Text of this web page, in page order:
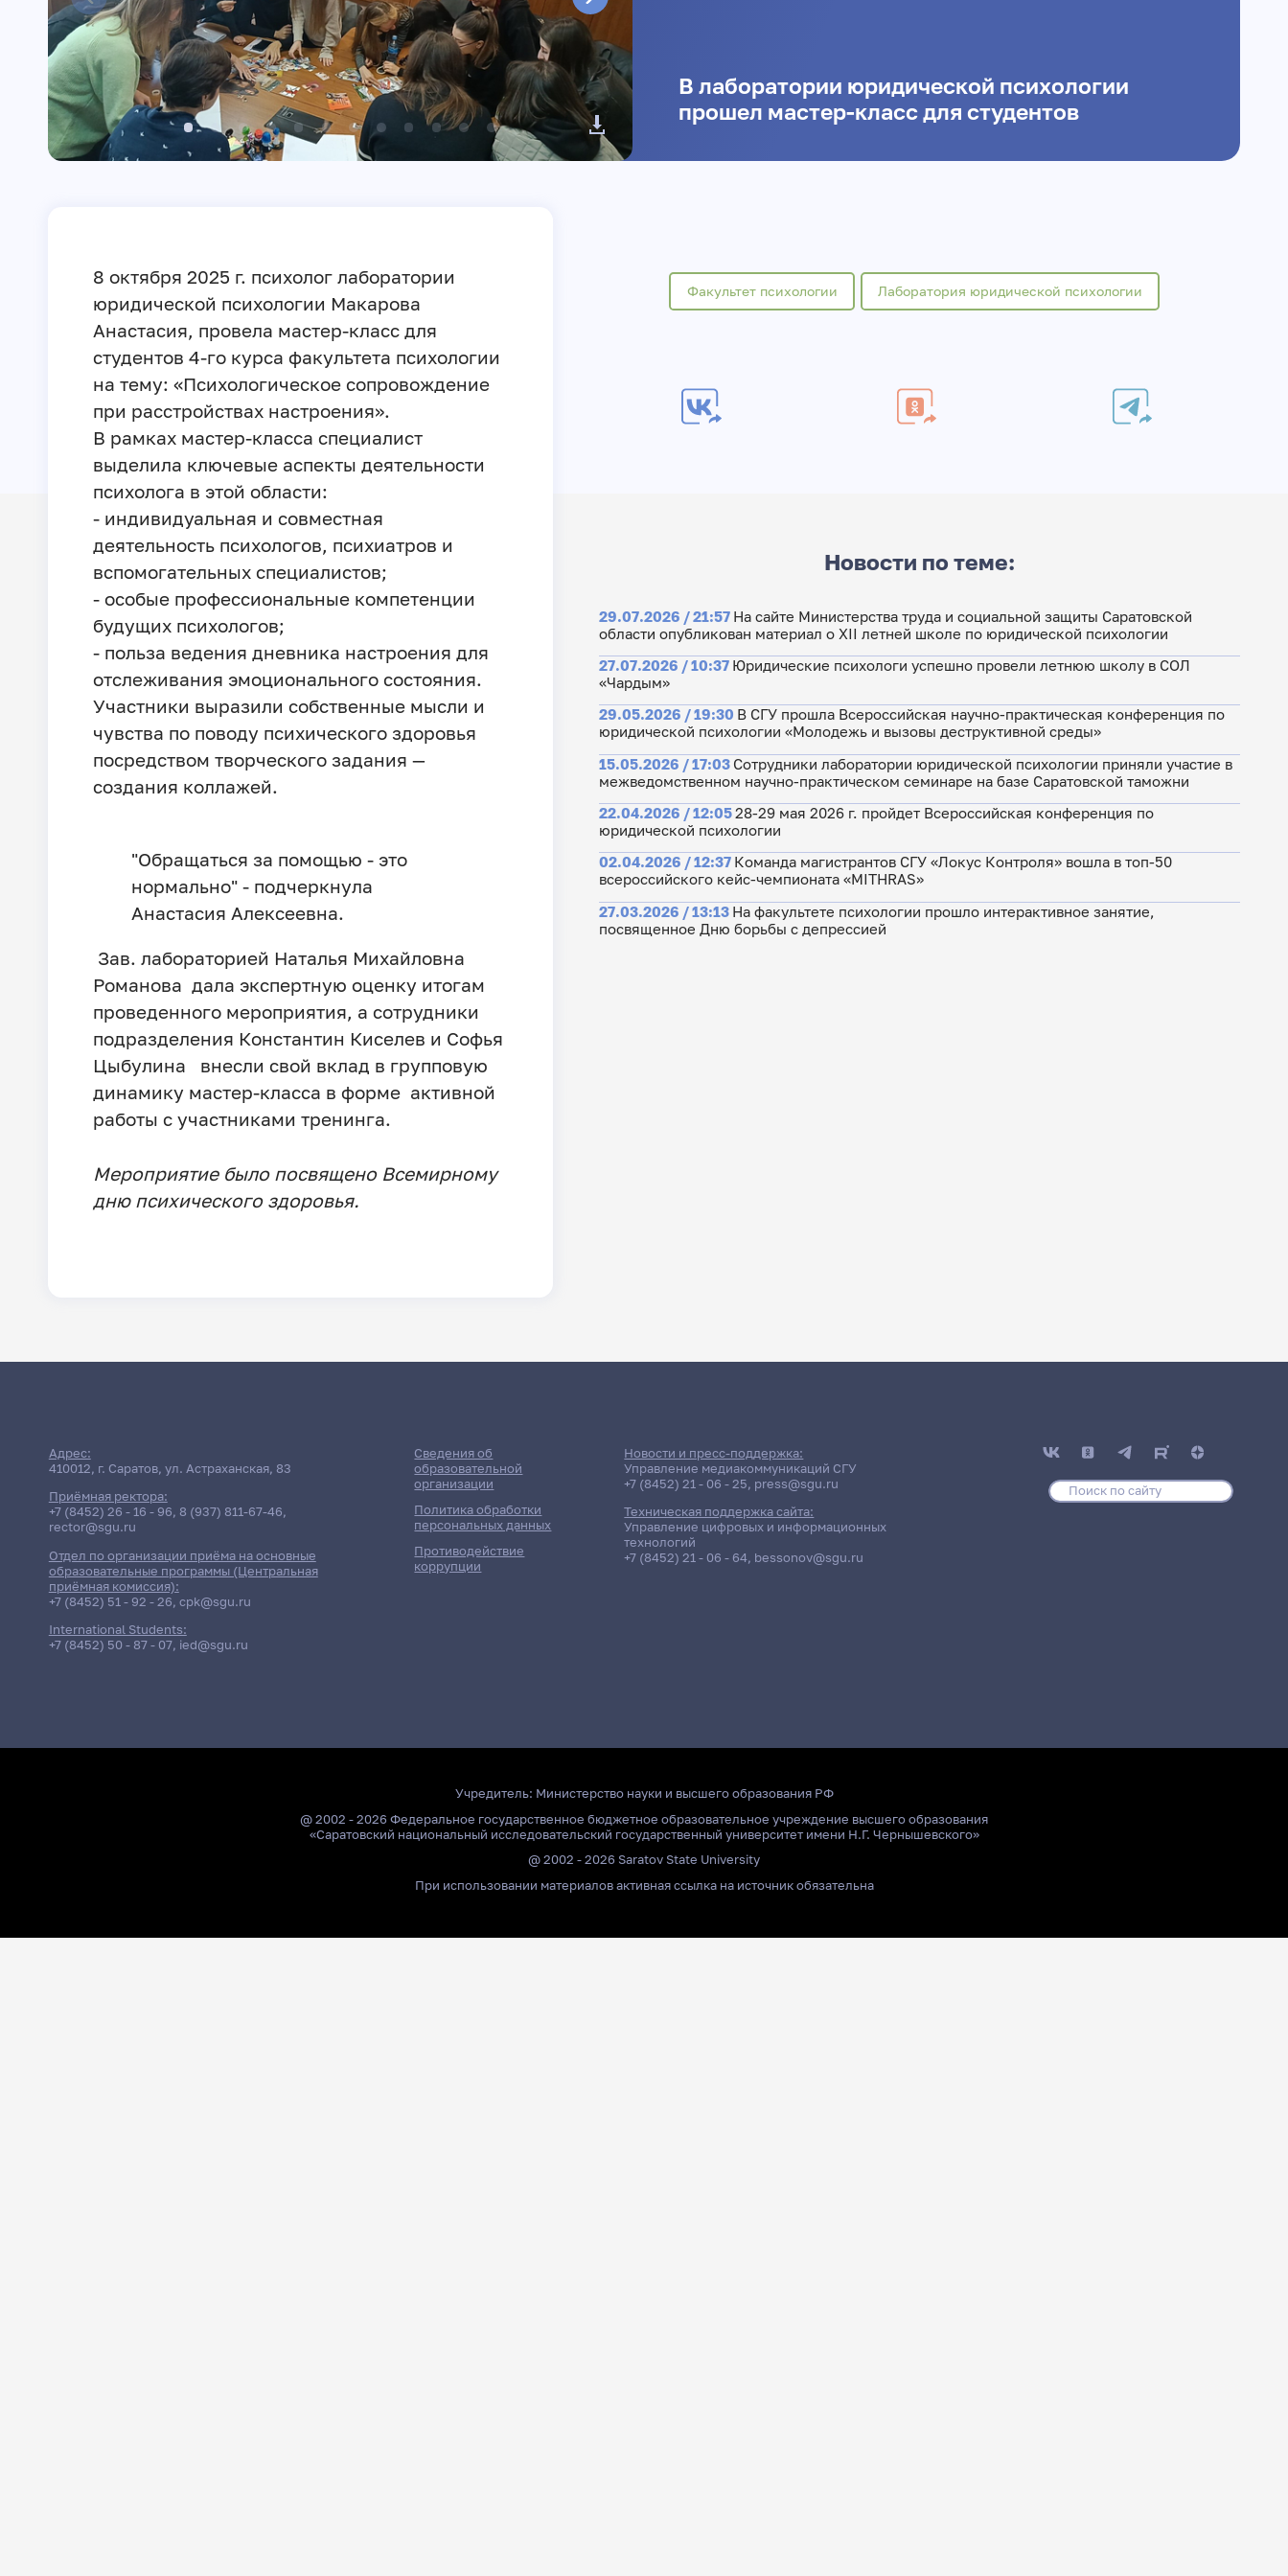
В лаборатории юридической психологии
прошел мастер-класс для студентов
8 октября 2025 г. психолог лаборатории
юридической психологии Макарова
Анастасия, провела мастер-класс для
студентов 4-го курса факультета психологии
на тему: «Психологическое сопровождение
при расстройствах настроения».
В рамках мастер-класса специалист
выделила ключевые аспекты деятельности
психолога в этой области:
- индивидуальная и совместная
деятельность психологов, психиатров и
вспомогательных специалистов;
- особые профессиональные компетенции
будущих психологов;
- польза ведения дневника настроения для
отслеживания эмоционального состояния.
Участники выразили собственные мысли и
чувства по поводу психического здоровья
посредством творческого задания —
создания коллажей.
"Обращаться за помощью - это
нормально" - подчеркнула
Анастасия Алексеевна.
Зав. лабораторией Наталья Михайловна
Романова дала экспертную оценку итогам
проведенного мероприятия, а сотрудники
подразделения Константин Киселев и Софья
Цыбулина внесли свой вклад в групповую
динамику мастер-класса в форме активной
работы с участниками тренинга.
Мероприятие было посвящено Всемирному
дню психического здоровья.
Факультет психологии Лаборатория юридической психологии
Новости по теме:
29.07.2026 / 21:57 На сайте Министерства труда и социальной защиты Саратовской
области опубликован материал о XII летней школе по юридической психологии
27.07.2026 / 10:37 Юридические психологи успешно провели летнюю школу в СОЛ
«Чардым»
29.05.2026 / 19:30 В СГУ прошла Всероссийская научно-практическая конференция по
юридической психологии «Молодежь и вызовы деструктивной среды»
15.05.2026 / 17:03 Сотрудники лаборатории юридической психологии приняли участие в
межведомственном научно-практическом семинаре на базе Саратовской таможни
22.04.2026 / 12:0528-29 мая 2026 г. пройдет Всероссийская конференция по
юридической психологии
02.04.2026 / 12:37 Команда магистрантов СГУ «Локус Контроля» вошла в топ-50
всероссийского кейс-чемпионата «MITHRAS»
27.03.2026 / 13:13 На факультете психологии прошло интерактивное занятие,
посвященное Дню борьбы с депрессией
Адрес:
410012, г. Саратов, ул. Астраханская, 83
Приёмная ректора:
+7 (8452) 26 - 16 - 96, 8 (937) 811-67-46,
rector@sgu.ru
Отдел по организации приёма на основные
образовательные программы (Центральная
приёмная комиссия):
+7 (8452) 51 - 92 - 26, cpk@sgu.ru
International Students:
+7 (8452) 50 - 87 - 07, ied@sgu.ru
Сведения об
образовательной
организации
Политика обработки
персональных данных
Противодействие
коррупции
Новости и пресс-поддержка:
Управление медиакоммуникаций СГУ
+7 (8452) 21 - 06 - 25, press@sgu.ru
Техническая поддержка сайта:
Управление цифровых и информационных
технологий
+7 (8452) 21 - 06 - 64, bessonov@sgu.ru
Учредитель: Министерство науки и высшего образования РФ
@ 2002 - 2026 Федеральное государственное бюджетное образовательное учреждение высшего образования
«Саратовский национальный исследовательский государственный университет имени Н.Г. Чернышевского»
@ 2002 - 2026 Saratov State University
При использовании материалов активная ссылка на источник обязательна